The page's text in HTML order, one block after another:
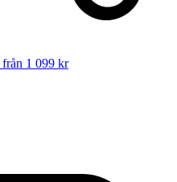
från 1 099 kr